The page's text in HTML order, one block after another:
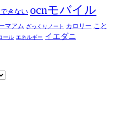
きない ocnモバイル
マアム ざっくりノート カロリー こと
ール エネルギー イエダニ